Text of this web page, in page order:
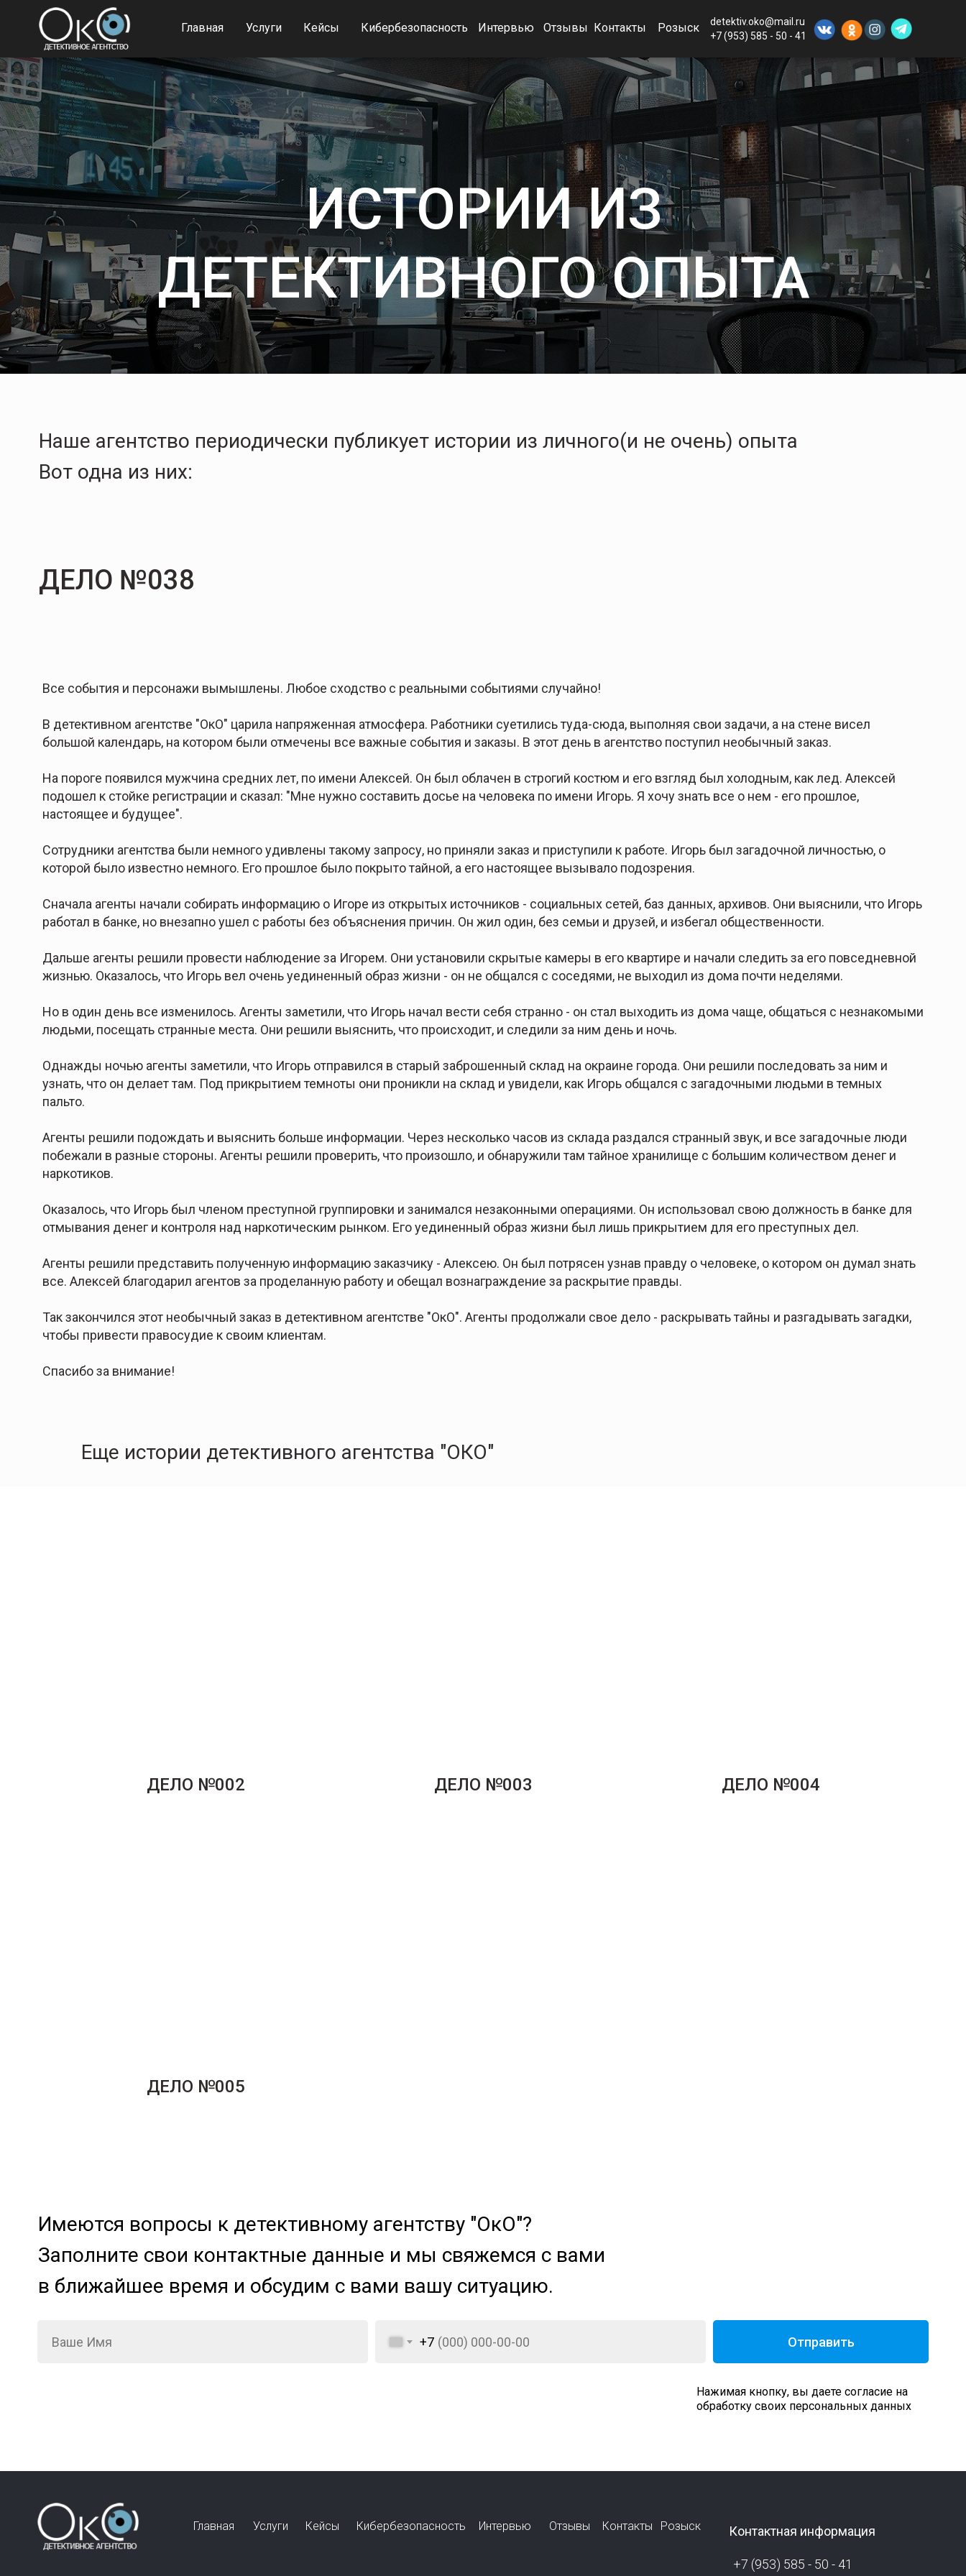
Главная Услуги Кейсы Кибербезопасность Интервью Отзывы Контакты Розыск
detektiv.oko@mail.ru
+7 (953) 585 - 50 - 41
ИСТОРИИ ИЗ
ДЕТЕКТИВНОГО ОПЫТА
Наше агентство периодически публикует истории из личного(и не очень) опыта
Вот одна из них:
ДЕЛО №038
Все события и персонажи вымышлены. Любое сходство с реальными событиями случайно!
В детективном агентстве "ОкО" царила напряженная атмосфера. Работники суетились туда-сюда, выполняя свои задачи, а на стене висел
большой календарь, на котором были отмечены все важные события и заказы. В этот день в агентство поступил необычный заказ.
На пороге появился мужчина средних лет, по имени Алексей. Он был облачен в строгий костюм и его взгляд был холодным, как лед. Алексей
подошел к стойке регистрации и сказал: "Мне нужно составить досье на человека по имени Игорь. Я хочу знать все о нем - его прошлое,
настоящее и будущее".
Сотрудники агентства были немного удивлены такому запросу, но приняли заказ и приступили к работе. Игорь был загадочной личностью, о
которой было известно немного. Его прошлое было покрыто тайной, а его настоящее вызывало подозрения.
Сначала агенты начали собирать информацию о Игоре из открытых источников - социальных сетей, баз данных, архивов. Они выяснили, что Игорь
работал в банке, но внезапно ушел с работы без объяснения причин. Он жил один, без семьи и друзей, и избегал общественности.
Дальше агенты решили провести наблюдение за Игорем. Они установили скрытые камеры в его квартире и начали следить за его повседневной
жизнью. Оказалось, что Игорь вел очень уединенный образ жизни - он не общался с соседями, не выходил из дома почти неделями.
Но в один день все изменилось. Агенты заметили, что Игорь начал вести себя странно - он стал выходить из дома чаще, общаться с незнакомыми
людьми, посещать странные места. Они решили выяснить, что происходит, и следили за ним день и ночь.
Однажды ночью агенты заметили, что Игорь отправился в старый заброшенный склад на окраине города. Они решили последовать за ним и
узнать, что он делает там. Под прикрытием темноты они проникли на склад и увидели, как Игорь общался с загадочными людьми в темных
пальто.
Агенты решили подождать и выяснить больше информации. Через несколько часов из склада раздался странный звук, и все загадочные люди
побежали в разные стороны. Агенты решили проверить, что произошло, и обнаружили там тайное хранилище с большим количеством денег и
наркотиков.
Оказалось, что Игорь был членом преступной группировки и занимался незаконными операциями. Он использовал свою должность в банке для
отмывания денег и контроля над наркотическим рынком. Его уединенный образ жизни был лишь прикрытием для его преступных дел.
Агенты решили представить полученную информацию заказчику - Алексею. Он был потрясен узнав правду о человеке, о котором он думал знать
все. Алексей благодарил агентов за проделанную работу и обещал вознаграждение за раскрытие правды.
Так закончился этот необычный заказ в детективном агентстве "ОкО". Агенты продолжали свое дело - раскрывать тайны и разгадывать загадки,
чтобы привести правосудие к своим клиентам.
Спасибо за внимание!
Еще истории детективного агентства "ОКО"
ДЕЛО №002 ДЕЛО №003 ДЕЛО №004
ДЕЛО №005
Имеются вопросы к детективному агентству "ОкО"?
Заполните свои контактные данные и мы свяжемся с вами
в ближайшее время и обсудим с вами вашу ситуацию.
+7 Отправить
Нажимая кнопку, вы даете согласие на
обработку своих персональных данных
Главная Услуги Кейсы Кибербезопасность Интервью Отзывы Контакты Розыск
+7 (953) 585 - 50 - 41
Контактная информация